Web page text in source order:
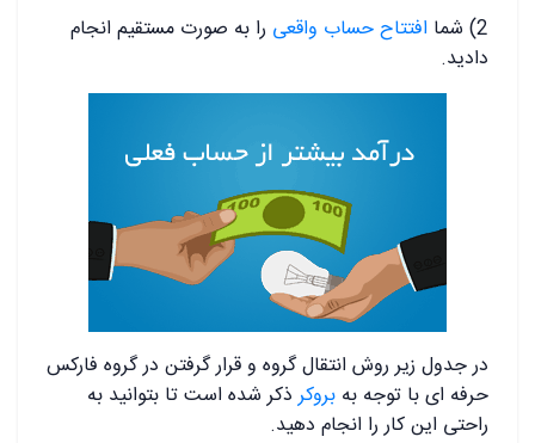
2) شما
افتتاح حساب واقعی را به صورت مستقیم انجام
دادید.
در جدول زیر روش انتقال گروه و قرار گرفتن در گروه فارکس
حرفه ای با توجه به بروکرذکر شده است تا بتوانید به
راحتی این کار را انجام دهید.